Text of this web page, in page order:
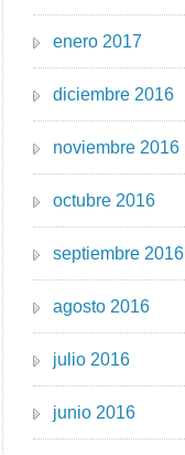
enero 2017
diciembre 2016
noviembre 2016
octubre 2016
septiembre 2016
agosto 2016
julio 2016
junio 2016